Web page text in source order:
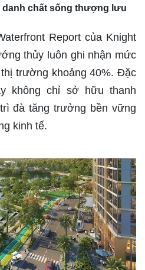
chất sống thượng lưu
Report của Knight
thủy luôn ghi nhận mức
trường khoảng 40%. Đặc
không chỉ sở hữu thanh
đà tăng trưởng bền vững
kinh tế.